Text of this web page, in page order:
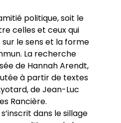
politique, soit le
celles et ceux qui
le sens et la forme
La recherche
de Hannah Arendt,
à partir de textes
de Jean-Luc
Rancière.
dans le sillage